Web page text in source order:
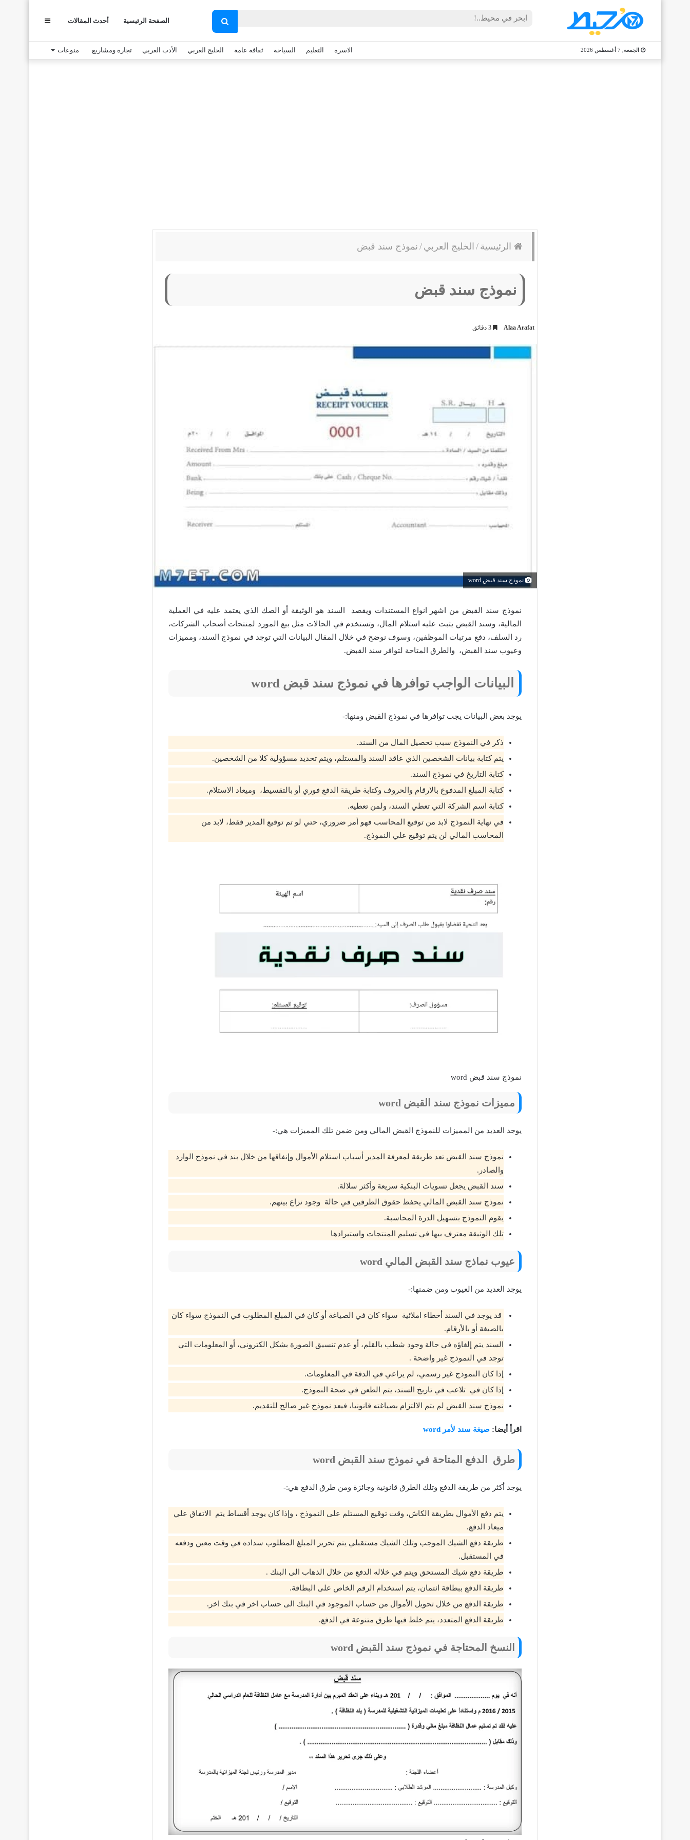
بحث
عن
الصفحة الرئيسية أحدث المقالات عمود
جانبي
الجمعة, 7 أغسطس 2026 الاسرة التعليم السياحة ثقافة عامة الخليج العربي الأدب العربي تجارة ومشاريع منوعات
الرئيسية / الخليج العربي / نموذج سند قبض
نموذج سند قبض
Alaa Arafat
نموذج سند قبض word
نموذج سند القبض من اشهر انواع المستندات ويقصد السند هو الوثيقة أو الصك الذي يعتمد عليه في العملية
المالية، وسند القبض يثبت عليه استلام المال، وتستخدم في الحالات مثل بيع المورد لمنتجات أصحاب الشركات،
رد السلف، دفع مرتبات الموظفين، وسوف نوضح في خلال المقال البيانات التي توجد في نموذج السند، ومميزات
وعيوب سند القبض، والطرق المتاحة لتوافر سند القبض.
البيانات الواجب توافرها في نموذج سند قبض word
يوجد بعض البيانات يجب توافرها في نموذج القبض ومنها:-
ذكر في النموذج سبب تحصيل المال من السند.
يتم كتابة بيانات الشخصين الذي عاقد السند والمستلم، ويتم تحديد مسؤولية كلا من الشخصين.
كتابة التاريخ في نموذج السند.
كتابة المبلغ المدفوع بالارقام والحروف وكتابة طريقة الدفع فوري أو بالتقسيط، وميعاد الاستلام.
كتابة اسم الشركة التي تعطي السند، ولمن تعطيه.
في نهاية النموذج لابد من توقيع المحاسب فهو أمر ضروري، حتي لو تم توقيع المدير فقط، لابد من
المحاسب المالي لن يتم توقيع علي النموذج.
نموذج سند قبض word
مميزات نموذج سند القبض word
يوجد العديد من المميزات للنموذج القبض المالي ومن ضمن تلك المميزات هي:-
نموذج سند القبض تعد طريقة لمعرفة المدير أسباب استلام الأموال وإنفاقها من خلال بند في نموذج الوارد
والصادر.
سند القبض يجعل تسويات البنكية سريعة وأكثر سلالة.
نموذج سند القبض المالي يحفظ حقوق الطرفين في حالة وجود نزاع بينهم.
يقوم النموذج بتسهيل الدرة المحاسبة.
تلك الوثيقة معترف بيها في تسليم المنتجات واستيرادها
عيوب نماذج سند القبض المالي word
يوجد العديد من العيوب ومن ضمنها:-
قد يوجد في السند أخطاء املائية سواء كان في الصياغة أو كان في المبلغ المطلوب في النموذج سواء كان
بالصيغة أو بالأرقام.
السند يتم إلغاؤه في حالة وجود شطب بالقلم، أو عدم تنسيق الصورة بشكل الكتروني، أو المعلومات التي
توجد في النموذج غير واضحة .
إذا كان النموذج غير رسمي، لم يراعي في الدقة في المعلومات.
إذا كان في تلاعب في تاريخ السند، يتم الطعن في صحة النموذج.
نموذج سند القبض لم يتم الالتزام بصياغته قانونيا، فيعد نموذج غير صالح للتقديم.
اقرأ أيضا: صيغة سند لأمر word
طرق الدفع المتاحة في نموذج سند القبض word
يوجد أكثر من طريقة الدفع وتلك الطرق قانونية وجائزة ومن طرق الدفع هي:-
يتم دفع الأموال بطريقة الكاش، وقت توقيع المستلم على النموذج ، وإذا كان يوجد أقساط يتم الاتفاق علي
ميعاد الدفع.
طريقة دفع الشيك الموجب وتلك الشيك مستقبلي يتم تحرير المبلغ المطلوب سداده في وقت معين ودفعه
في المستقبل.
طريقة دفع شيك المستحق ويتم في خلاله الدفع من خلال الذهاب الى البنك .
طريقة الدفع ببطاقة ائتمان، يتم استخدام الرقم الخاص على البطاقة.
طريقة الدفع من خلال تحويل الأموال من حساب الموجود في البنك الى حساب اخر في بنك اخر.
طريقة الدفع المتعدد، يتم خلط فيها طرق متنوعة في الدفع.
النسخ المحتاجة في نموذج سند القبض word